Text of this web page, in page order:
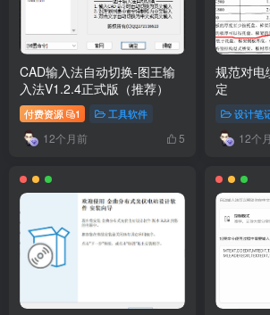
CAD输入法自动切换-图王输
入法V1.2.4正式版（推荐）
付费资源 1 工具软件
12个月前 5
规范对电
定
设计笔
12个